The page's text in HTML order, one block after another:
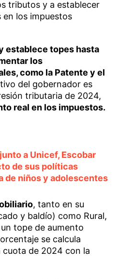
tributos y a establecer
en los impuestos
establece topes hasta
los
como la Patente y el
del gobernador es
tributaria de 2024,
real en los impuestos.
a Unicef, Escobar
de sus políticas
de niños y adolescentes
, tanto en su
y baldío) como Rural,
tope de aumento
se calcula
de 2024 con la